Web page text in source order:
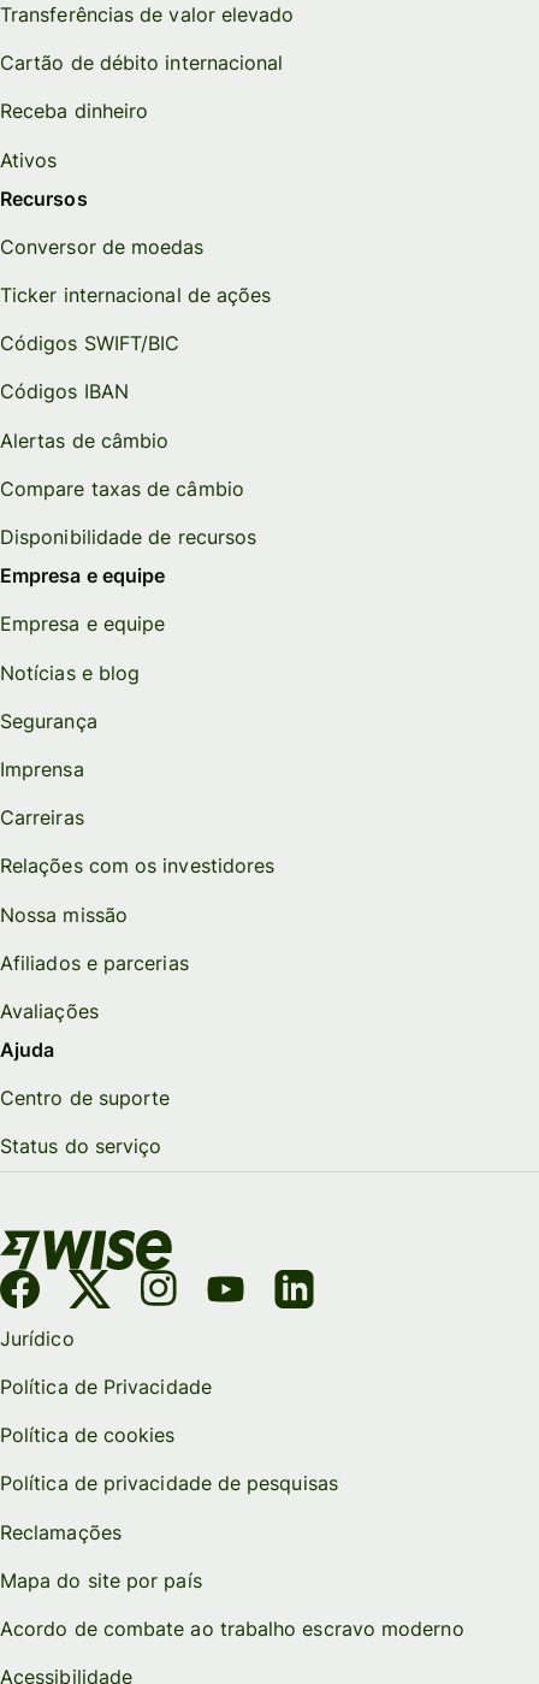
Transferências de valor elevado
Cartão de débito internacional
Receba dinheiro
Ativos
Recursos
Conversor de moedas
Ticker internacional de ações
Códigos SWIFT/BIC
Códigos IBAN
Alertas de câmbio
Compare taxas de câmbio
Disponibilidade de recursos
Empresa e equipe
Empresa e equipe
Notícias e blog
Segurança
Imprensa
Carreiras
Relações com os investidores
Nossa missão
Afiliados e parcerias
Avaliações
Ajuda
Centro de suporte
Status do serviço
Jurídico
Política de Privacidade
Política de cookies
Política de privacidade de pesquisas
Reclamações
Mapa do site por país
Acordo de combate ao trabalho escravo moderno
Acessibilidade